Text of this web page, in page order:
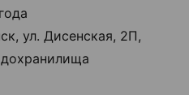
ул. Дисенская, 2П,